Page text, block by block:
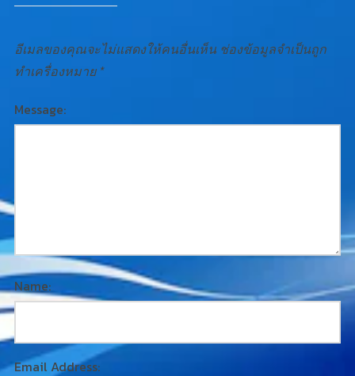
อีเมลของคุณจะไม่แสดงให้คนอื่นเห็น ช่องข้อมูลจำเป็นถูก
ทำเครื่องหมาย *
Message:
Name:
Email Address: